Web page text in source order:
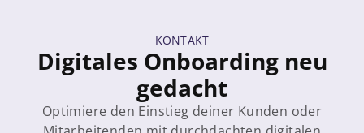
KONTAKT
Digitales Onboarding neu
gedacht
Optimiere den Einstieg deiner Kunden oder